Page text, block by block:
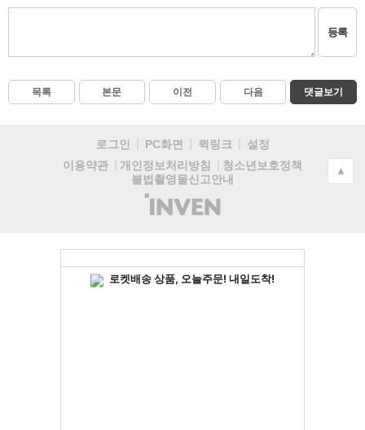
등록
목록 본문 이전 다음 댓글보기
로그인 PC화면 퀵링크
설정
이용약관
개인정보처리방침
청소년보호정책
불법촬영물신고안내
(주)
인
▲